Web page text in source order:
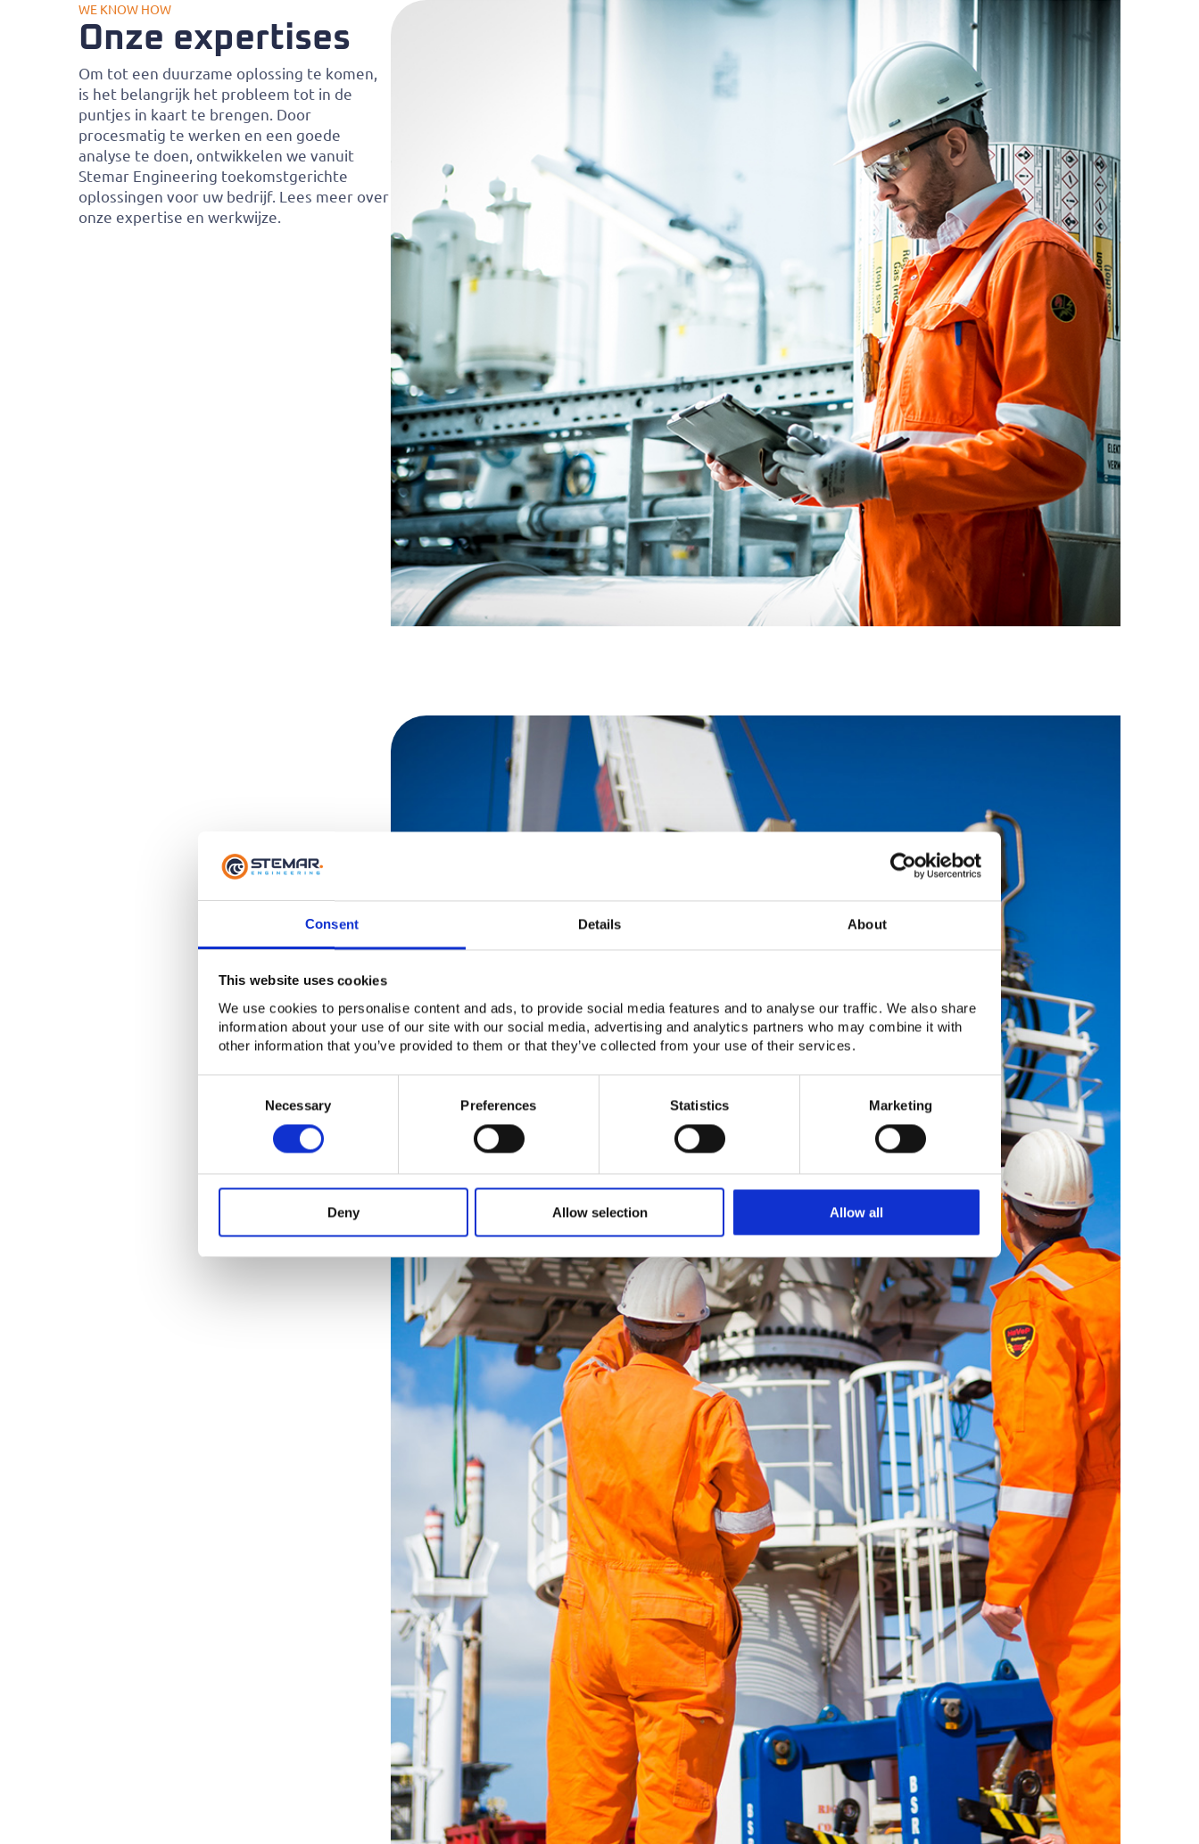
Consent Details About
This website uses cookies
We use cookies to personalise content and ads, to provide social media features and to analyse our traffic. We also share
information about your use of our site with our social media, advertising and analytics partners who may combine it with
other information that you’ve provided to them or that they’ve collected from your use of their services.
Necessary Preferences Statistics Marketing
Deny Allow selection Allow all
Onze expertises
WE KNOW HOW
Om tot een duurzame oplossing te komen,
is het belangrijk het probleem tot in de
puntjes in kaart te brengen. Door
procesmatig te werken en een goede
analyse te doen, ontwikkelen we vanuit
Stemar Engineering toekomstgerichte
oplossingen voor uw bedrijf. Lees meer over
onze expertise en werkwijze.